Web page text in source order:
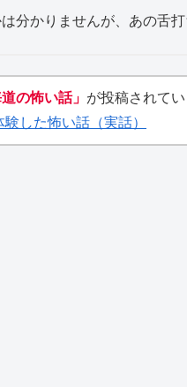
分かりませんが、あの舌
道の怖い話」 が投稿されてい
した怖い話（実話）